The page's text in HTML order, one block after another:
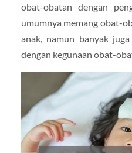
obat-obatan dengan
umumnya memang obat-
anak, namun banyak
dengan kegunaan obat-